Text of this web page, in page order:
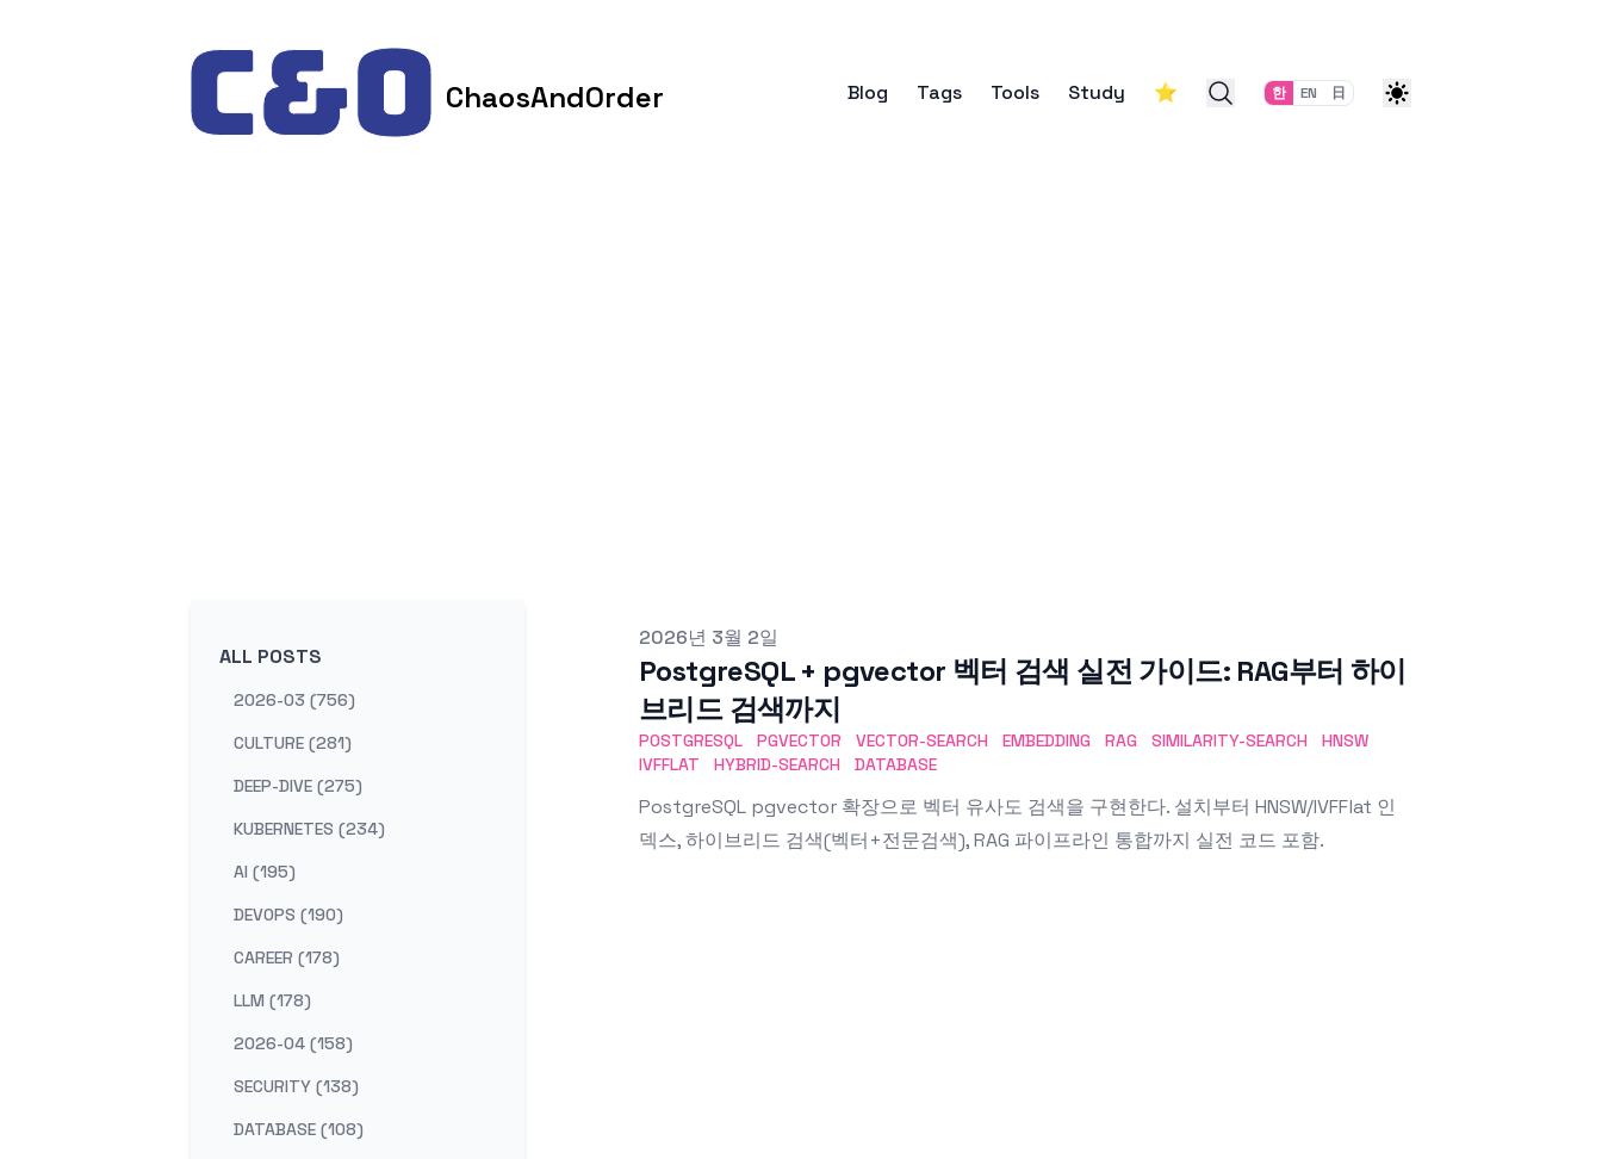
ChaosAndOrder Blog Tags Tools Study ⭐ 한 EN 日
ALL POSTS
2026-03 (756)
CULTURE (281)
DEEP-DIVE (275)
KUBERNETES (234)
AI (195)
DEVOPS (190)
CAREER (178)
LLM (178)
2026-04 (158)
SECURITY (138)
DATABASE (108)
Published on
2026년 3월 2일
PostgreSQL + pgvector 벡터 검색 실전 가이드: RAG부터 하이
브리드 검색까지
POSTGRESQL PGVECTOR VECTOR-SEARCH EMBEDDING RAG SIMILARITY-SEARCH
HNSW
IVFFLAT
HYBRID-SEARCH DATABASE
PostgreSQL pgvector 확장으로 벡터 유사도 검색을 구현한다. 설치부터 HNSW/IVFFlat 인
덱스, 하이브리드 검색(벡터+전문검색), RAG 파이프라인 통합까지 실전 코드 포함.